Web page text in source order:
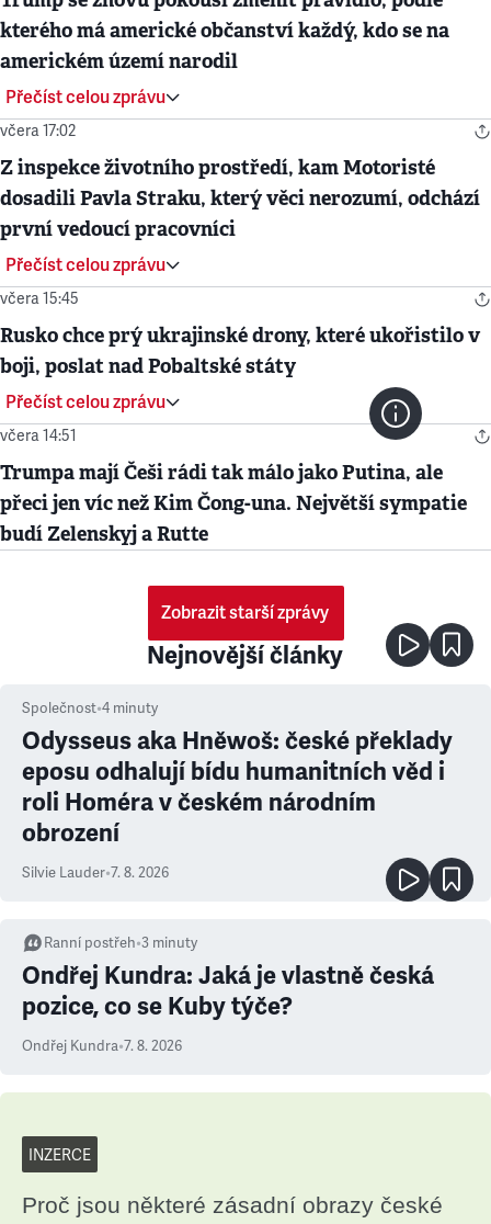
kterého má americké občanství každý, kdo se na
americkém území narodil
Přečíst celou zprávu
včera 17:02
Z inspekce životního prostředí, kam Motoristé
dosadili Pavla Straku, který věci nerozumí, odchází
první vedoucí pracovníci
Přečíst celou zprávu
včera 15:45
Rusko chce prý ukrajinské drony, které ukořistilo v
boji, poslat nad Pobaltské státy
Přečíst celou zprávu
včera 14:51
Trumpa mají Češi rádi tak málo jako Putina, ale
přeci jen víc než Kim Čong-una. Největší sympatie
budí Zelenskyj a Rutte
Zobrazit starší zprávy
Nejnovější články
Společnost•4 minuty
Odysseus aka Hněwoš: české překlady
eposu odhalují bídu humanitních věd i
roli Homéra v českém národním
obrození
Silvie Lauder•7. 8. 2026
Ranní postřeh•3 minuty
Ondřej Kundra: Jaká je vlastně česká
pozice, co se Kuby týče?
Ondřej Kundra•7. 8. 2026
INZERCE
Proč jsou některé zásadní obrazy české